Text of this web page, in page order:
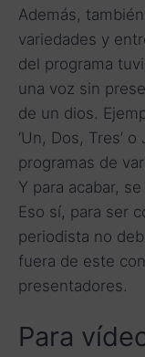
Además,
variedades y
del programa
una voz sin
de un dios.
‘Un, Dos, Tres’
programas de
Y para acabar,
Eso sí, para ser
periodista no
fuera de este
presentadores.
Para